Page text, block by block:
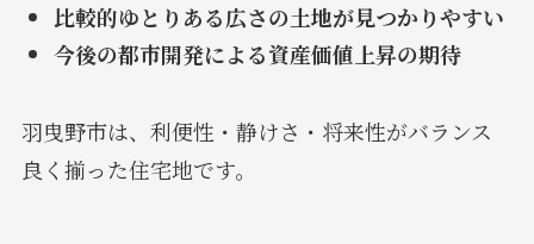
比較的ゆとりある広さの土地が見つかりやすい
今後の都市開発による資産価値上昇の期待
羽曳野市は、利便性・静けさ・将来性がバランス
良く揃った住宅地です。